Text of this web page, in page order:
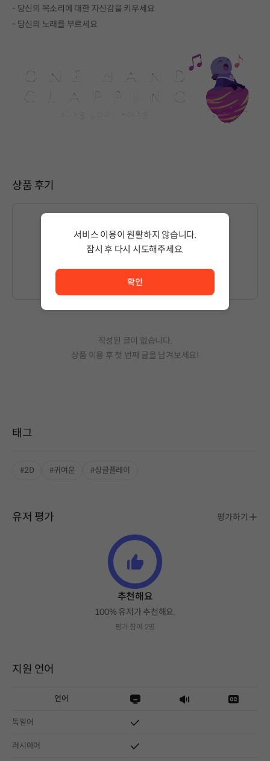
- 당신의 목소리에 대한 자신감을 키우세요
- 당신의 노래를 부르세요
상품 후기
글을 작성하시려면로그인해주세요.
작성된 글이 없습니다.
상품 이용 후 첫 번째 글을 남겨보세요!
태그
#2D #귀여운 #싱글플레이
유저 평가 평가하기
추천해요
100% 유저가 추천해요.
평가 참여 2명
지원 언어
언어
독일어
러시아어
서비스 이용이 원활하지 않습니다.
잠시 후 다시 시도해주세요.
확인